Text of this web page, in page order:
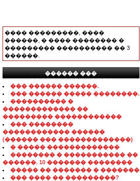
���� ���������, ����
������, � ���� �������� �
��������� ���������� �� 3
������.
������ ���
���������������
��� ������ ������.
��� ������ ����� ��������.
���������� �
������������� ��
��������� ������������
��� ��������
������������ ������
(������ ��� �������������)
� ����� �������������
�������� � ����������� ��
������. 10 ������� ��������
����� �� ������� � �������
��� ���� �� ���������?